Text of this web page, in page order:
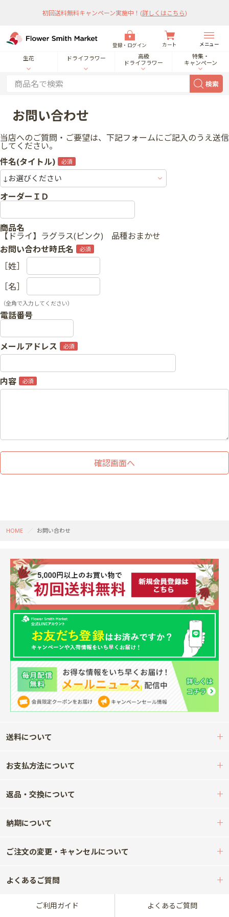
初回送料無料キャンペーン実施中！ (詳しくはこちら)
登録・ログイン カート メニュー
生花 ドライフラワー
高級
ドライフラワー
特集・
キャンペーン
検索
お問い合わせ
当店へのご質問・ご要望は、下記フォームにご記入のうえ送信
してください。
件名(タイトル)
オーダーＩＤ
商品名
【ドライ】ラグラス(ピンク) 品種おまかせ
お問い合わせ時氏名
［姓］
［名］
（全角で入力してください）
電話番号
メールアドレス
内容
HOME お問い合わせ
送料について
お支払方法について
返品・交換について
納期について
ご注文の変更・キャンセルについて
よくあるご質問
ご利用ガイド よくあるご質問